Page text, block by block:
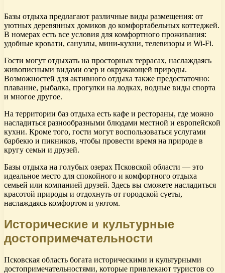
Базы отдыха предлагают различные виды размещения: от
уютных деревянных домиков до комфортабельных коттеджей.
В номерах есть все условия для комфортного проживания:
удобные кровати, санузлы, мини-кухни, телевизоры и Wi-Fi.
Гости могут отдыхать на просторных террасах, наслаждаясь
живописными видами озер и окружающей природы.
Возможностей для активного отдыха также предостаточно:
плавание, рыбалка, прогулки на лодках, водные виды спорта
и многое другое.
На территории баз отдыха есть кафе и рестораны, где можно
насладиться разнообразными блюдами местной и европейской
кухни. Кроме того, гости могут воспользоваться услугами
барбекю и пикников, чтобы провести время на природе в
кругу семьи и друзей.
Базы отдыха на голубых озерах Псковской области — это
идеальное место для спокойного и комфортного отдыха
семьей или компанией друзей. Здесь вы сможете насладиться
красотой природы и отдохнуть от городской суеты,
наслаждаясь комфортом и уютом.
Исторические и культурные
достопримечательности
Псковская область богата историческими и культурными
достопримечательностями, которые привлекают туристов со